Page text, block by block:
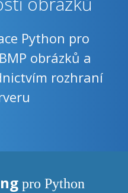
Python pro
obrázků a
rozhraní
pro Python